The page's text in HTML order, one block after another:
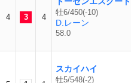
4 3 4
牡6/450(-10)
D.レーン
58.0
スカイハイ
牡5/548(-2)